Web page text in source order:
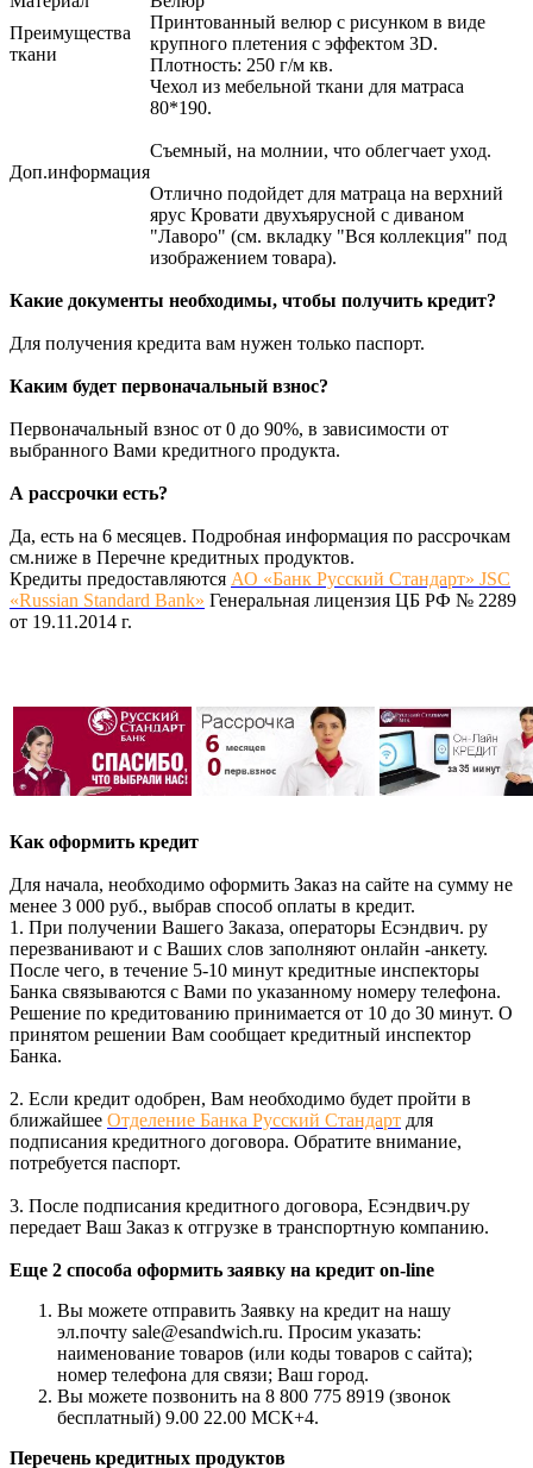
Преимущества
ткани
Принтованный велюр с рисунком в виде
крупного плетения с эффектом 3D.
Плотность: 250 г/м кв.
Доп.информация
Чехол из мебельной ткани для матраса
80*190.
Съемный, на молнии, что облегчает уход.
Отлично подойдет для матраца на верхний
ярус Кровати двухъярусной с диваном
"Лаворо" (см. вкладку "Вся коллекция" под
изображением товара).
Какие документы необходимы, чтобы получить кредит?
Для получения кредита вам нужен только паспорт.
Каким будет первоначальный взнос?
Первоначальный взнос от 0 до 90%, в зависимости от
выбранного Вами кредитного продукта.
А рассрочки есть?
Да, есть на 6 месяцев. Подробная информация по рассрочкам
см.ниже в Перечне кредитных продуктов.
Кредиты предоставляются АО «Банк Русский Стандарт» JSC
«Russian Standard Bank» Генеральная лицензия ЦБ РФ № 2289
от 19.11.2014 г.
Как оформить кредит
Для начала, необходимо оформить Заказ на сайте на сумму не
менее 3 000 руб., выбрав способ оплаты в кредит.
1. При получении Вашего Заказа, операторы Есэндвич. ру
перезванивают и с Ваших слов заполняют онлайн -анкету.
После чего, в течение 5-10 минут кредитные инспекторы
Банка связываются с Вами по указанному номеру телефона.
Решение по кредитованию принимается от 10 до 30 минут. О
принятом решении Вам сообщает кредитный инспектор
Банка.
2. Если кредит одобрен, Вам необходимо будет пройти в
ближайшее Отделение Банка Русский Стандарт для
подписания кредитного договора. Обратите внимание,
потребуется паспорт.
3. После подписания кредитного договора, Есэндвич.ру
передает Ваш Заказ к отгрузке в транспортную компанию.
Еще 2 способа оформить заявку на кредит on-line
Вы можете отправить Заявку на кредит на нашу
эл.почту sale@esandwich.ru. Просим указать:
наименование товаров (или коды товаров с сайта);
номер телефона для связи; Ваш город.
Вы можете позвонить на 8 800 775 8919 (звонок
бесплатный) 9.00 22.00 МСК+4.
Перечень кредитных продуктов